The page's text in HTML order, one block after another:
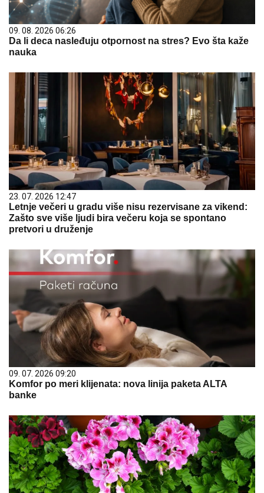
09. 08. 2026 06:26
Da li deca nasleđuju otpornost na stres? Evo šta kaže
nauka
23. 07. 2026 12:47
Letnje večeri u gradu više nisu rezervisane za vikend:
Zašto sve više ljudi bira večeru koja se spontano
pretvori u druženje
09. 07. 2026 09:20
Komfor po meri klijenata: nova linija paketa ALTA
banke